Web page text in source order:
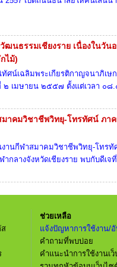
ฒนธรรมเชียงราย เนื่องในวั
ไม้)
น์เฉลิมพระเกียรติกาญจนาภิเษ
๒ เมษายน ๒๕๕๗ ตั้งแต่เวลา ๐
มาคมวิชาชีพวิทยุ-โทรทัศน์ ภา
งานกีฬาสมาคมวิชาชีพวิทยุ-โทร
กลางจังหวัดเชียงราย พบกับดีเ
ส
ช่วยเหลือ
แจ้งปัญหาการใช้งาน/
คำถามที่พบบ่อย
คำแนะนำการใช้งานเ